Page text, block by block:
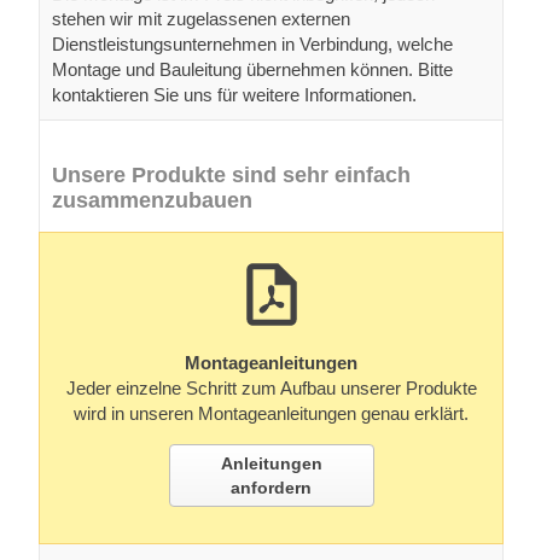
stehen wir mit zugelassenen externen
Dienstleistungsunternehmen in Verbindung, welche
Montage und Bauleitung übernehmen können. Bitte
kontaktieren Sie uns für weitere Informationen.
Unsere Produkte sind sehr einfach
zusammenzubauen
Montageanleitungen
Jeder einzelne Schritt zum Aufbau unserer Produkte
wird in unseren Montageanleitungen genau erklärt.
Anleitungen
anfordern